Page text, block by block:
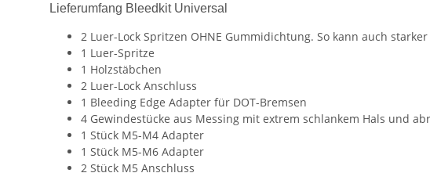
Lieferumfang Bleedkit Universal
2 Luer-Lock Spritzen OHNE Gummidichtung. So kann auch
1 Luer-Spritze
1 Holzstäbchen
2 Luer-Lock Anschluss
1 Bleeding Edge Adapter für DOT-Bremsen
4 Gewindestücke aus Messing mit extrem schlankem Hals und
1 Stück M5-M4 Adapter
1 Stück M5-M6 Adapter
2 Stück M5 Anschluss